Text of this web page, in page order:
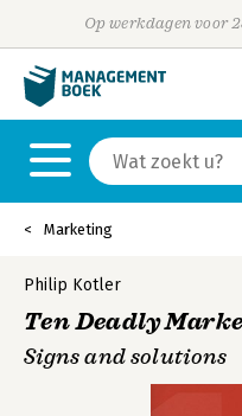
Op werkdagen voor
Marketing
Philip Kotler
Ten Deadly
Signs and solutions